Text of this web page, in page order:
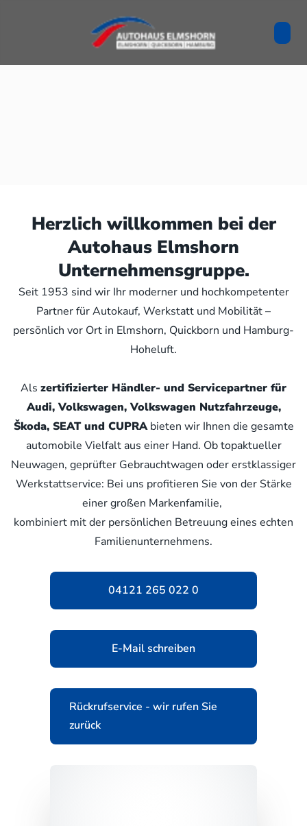
Herzlich willkommen bei der
Autohaus Elmshorn
Unternehmensgruppe.
Seit 1953 sind wir Ihr moderner und hochkompetenter
Partner für Autokauf, Werkstatt und Mobilität –
persönlich vor Ort in Elmshorn, Quickborn und Hamburg-
Hoheluft.
Als zertifizierter Händler- und Servicepartner für
Audi, Volkswagen, Volkswagen Nutzfahrzeuge,
Škoda, SEAT und CUPRAbieten wir Ihnen die gesamte
automobile Vielfalt aus einer Hand. Ob topaktueller
Neuwagen, geprüfter Gebrauchtwagen oder erstklassiger
Werkstattservice: Bei uns profitieren Sie von der Stärke
einer großen Markenfamilie,
kombiniert mit der persönlichen Betreuung eines echten
Familienunternehmens.
04121 265 022 0
E-Mail schreiben
Rückrufservice - wir rufen Sie
zurück